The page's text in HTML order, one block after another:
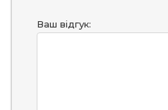
Ваш відгук: